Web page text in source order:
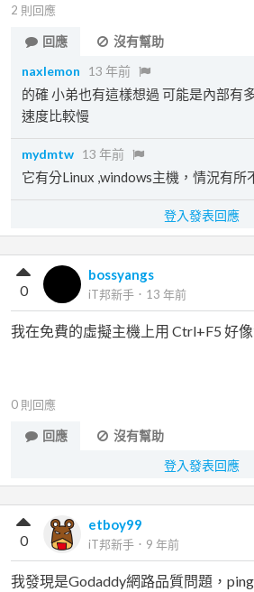
2 則回應
回應
沒有幫助
naxlemon
13 年前
的確 小弟也有這樣想過 可能是內部有
速度比較慢
mydmtw 13 年前
它有分Linux ,windows主機，情況有所
登入發表回應
bossyangs
iT邦新手 ． 13 年前
0
我在免費的虛擬主機上用 Ctrl+F5 好
0 則回應
回應
沒有幫助
登入發表回應
etboy99
iT邦新手 ． 9 年前
0
我發現是Godaddy網路品質問題，